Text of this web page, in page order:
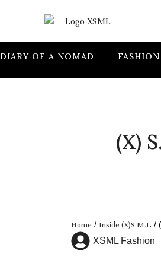
DIARY OF A NOMAD FASHION
(X)
Home / Inside (X)S.M.L /
XSML Fashion